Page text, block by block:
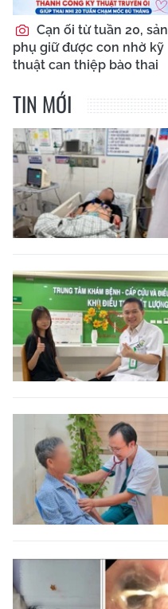
Cạn ối từ tuần 20, sản
phụ giữ được con nhờ kỹ
thuật can thiệp bào thai
TIN MỚI